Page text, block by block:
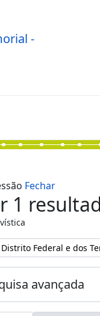
-
Fechar
1
Federal e dos
avançada